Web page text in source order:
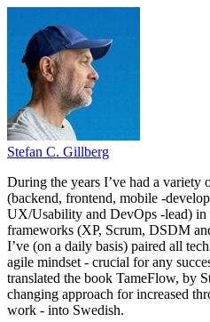
Stefan C. Gillberg
During the years I’ve had a variety
(backend, frontend, mobile -
UX/Usability and DevOps -lead) in
frameworks (XP, Scrum, DSDM
I’ve (on a daily basis) paired all
agile mindset - crucial for any
translated the book TameFlow, by
changing approach for increased
work - into Swedish.